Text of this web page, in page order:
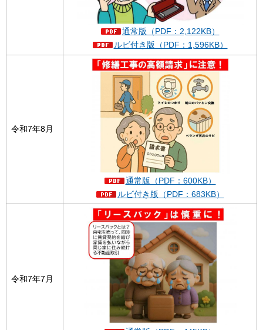
通常版（PDF：2,122KB）
ルビ付き版（PDF：1,596KB）
令和7年8月
通常版（PDF：600KB）
ルビ付き版（PDF：683KB）
令和7年7月